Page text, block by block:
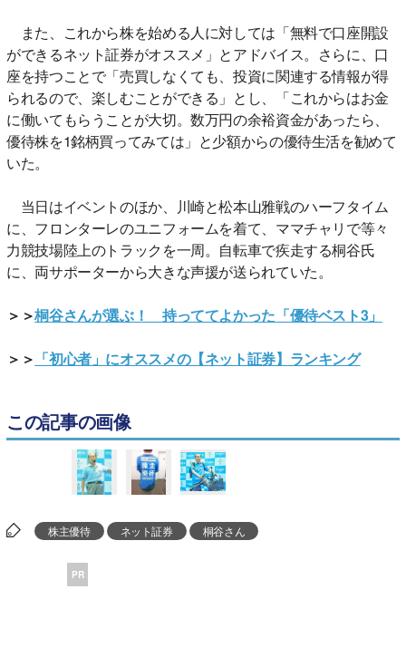
また、これから株を始める人に対しては「無料で口座開設
ができるネット証券がオススメ」とアドバイス。さらに、口
座を持つことで「売買しなくても、投資に関連する情報が得
られるので、楽しむことができる」とし、「これからはお金
に働いてもらうことが大切。数万円の余裕資金があったら、
優待株を1銘柄買ってみては」と少額からの優待生活を勧めて
いた。
当日はイベントのほか、川崎と松本山雅戦のハーフタイム
に、フロンターレのユニフォームを着て、ママチャリで等々
力競技場陸上のトラックを一周。自転車で疾走する桐谷氏
に、両サポーターから大きな声援が送られていた。
＞＞桐谷さんが選ぶ！ 持っててよかった「優待ベスト3」
＞＞ 「初心者」にオススメの【ネット証券】ランキング
この記事の画像
株主優待 ネット証券 桐谷さん
PR